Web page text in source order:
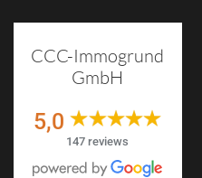
CCC-Immogrund
GmbH
5,0
147 reviews